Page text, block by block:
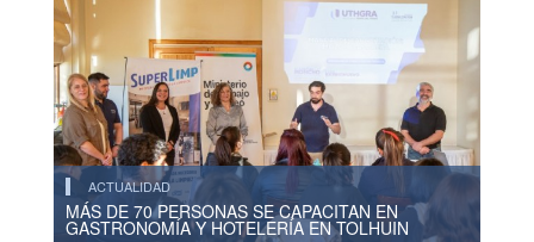
ACTUALIDAD
MÁS DE 70 PERSONAS SE CAPACITAN EN
GASTRONOMÍA Y HOTELERÍA EN TOLHUIN